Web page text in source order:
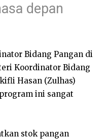
depan
Bidang Pangan di
Koordinator Bidang
Hasan (Zulhas)
ini sangat
stok pangan